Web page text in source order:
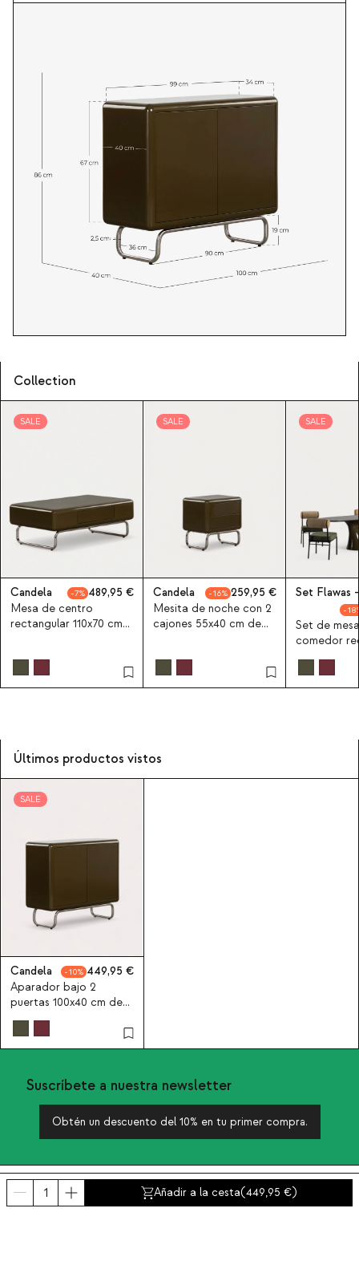
Añadir a la cesta(449,95 )
Collection
SALE
Candela 7
489,95
Mesa de centro
rectangular 110x70 cm
SALE
Candela 16
259,95
Mesita de noche con 2
cajones 55x40 cm de
SALE
Set Flawas
18
Set de
comedor
220x100
de tela Elin
Últimos productos vistos
SALE
Candela 10
449,95
Aparador bajo 2
puertas 100x40 cm de
madera y metal
Suscríbete a nuestra newsletter
Obtén un descuento del 10% en tu primer compra.
Sobre nosotros
Categorías